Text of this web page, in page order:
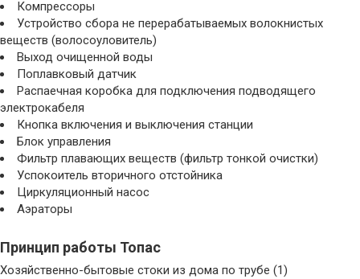
Компрессоры
Устройство сбора не перерабатываемых волокнистых
веществ (волосоуловитель)
Выход очищенной воды
Поплавковый датчик
Распаечная коробка для подключения подводящего
электрокабеля
Кнопка включения и выключения станции
Блок управления
Фильтр плавающих веществ (фильтр тонкой очистки)
Успокоитель вторичного отстойника
Циркуляционный насос
Аэраторы
Принцип работы Топас
Хозяйственно-бытовые стоки из дома по трубе (1)